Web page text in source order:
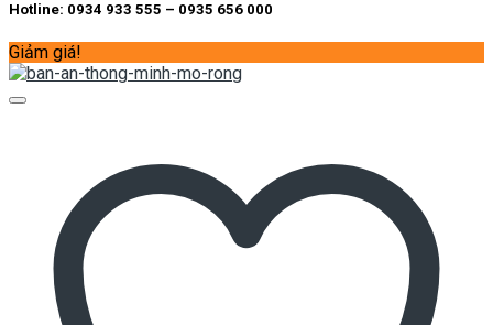
Hotline: 0934 933 555 – 0935 656 000
Giảm giá!